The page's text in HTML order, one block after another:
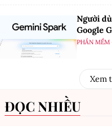
Người
Google
PHẦN
Xem
ĐỌC NHIỀU